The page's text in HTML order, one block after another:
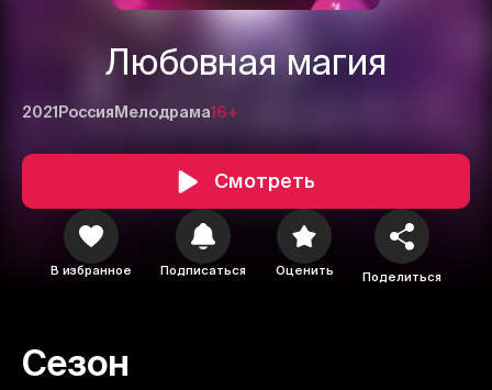
Любовная магия
2021 Россия Мелодрама16+
Смотреть
В избранное Подписаться Оценить Поделиться
Сезон